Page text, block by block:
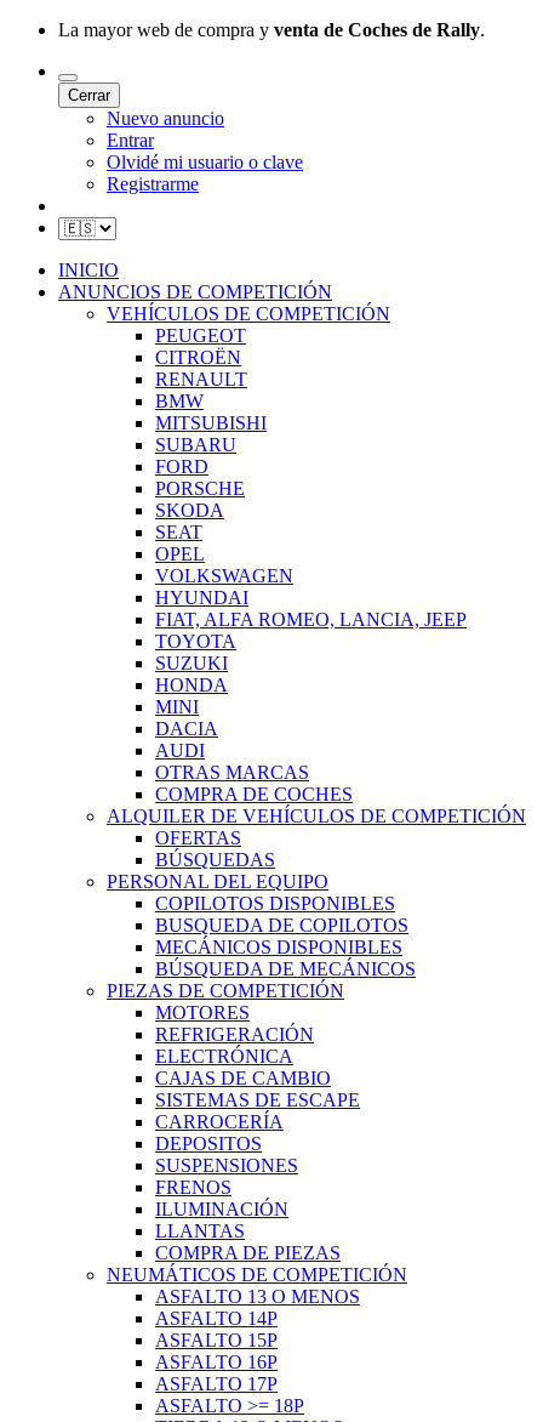
La mayor web de compra y venta de Coches de Rally.
Cerrar
Nuevo anuncio
Entrar
Olvidé mi usuario o clave
Registrarme
INICIO
ANUNCIOS DE COMPETICIÓN
VEHÍCULOS DE COMPETICIÓN
PEUGEOT
CITROËN
RENAULT
BMW
MITSUBISHI
SUBARU
FORD
PORSCHE
SKODA
SEAT
OPEL
VOLKSWAGEN
HYUNDAI
FIAT, ALFA ROMEO, LANCIA, JEEP
TOYOTA
SUZUKI
HONDA
MINI
DACIA
AUDI
OTRAS MARCAS
COMPRA DE COCHES
ALQUILER DE VEHÍCULOS DE COMPETICIÓN
OFERTAS
BÚSQUEDAS
PERSONAL DEL EQUIPO
COPILOTOS DISPONIBLES
BUSQUEDA DE COPILOTOS
MECÁNICOS DISPONIBLES
BÚSQUEDA DE MECÁNICOS
PIEZAS DE COMPETICIÓN
MOTORES
REFRIGERACIÓN
ELECTRÓNICA
CAJAS DE CAMBIO
SISTEMAS DE ESCAPE
CARROCERÍA
DEPOSITOS
SUSPENSIONES
FRENOS
ILUMINACIÓN
LLANTAS
COMPRA DE PIEZAS
NEUMÁTICOS DE COMPETICIÓN
ASFALTO 13 O MENOS
ASFALTO 14P
ASFALTO 15P
ASFALTO 16P
ASFALTO 17P
ASFALTO >= 18P